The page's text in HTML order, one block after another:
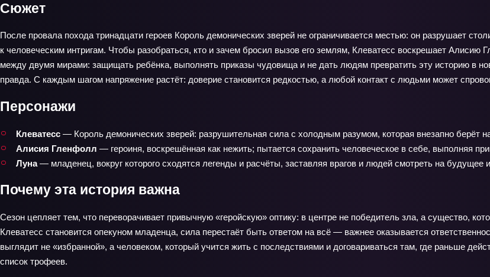
Сюжет
После провала похода тринадцати героев Король демонических зверей не ограничивается местью: он разрушает
к человеческим интригам. Чтобы разобраться, кто и зачем бросил вызов его землям, Клеватесс воскрешает
между двумя мирами: защищать ребёнка, выполнять приказы чудовища и не дать людям превратить эту историю в
правда. С каждым шагом напряжение растёт: доверие становится редкостью, а любой контакт с людьми может
Персонажи
Клеватесс — Король демонических зверей: разрушительная сила с холодным разумом, которая внезапно берёт
Алисия Гленфолл — героиня, воскрешённая как нежить; пытается сохранить человеческое в себе, выполняя
Луна— младенец, вокруг которого сходятся легенды и расчёты, заставляя врагов и людей смотреть на будущее
Почему эта история важна
Сезон цепляет тем, что переворачивает привычную «геройскую» оптику: в центре не победитель зла, а существо,
Клеватесс становится опекуном младенца, сила перестаёт быть ответом на всё — важнее оказывается
выглядит не «избранной», а человеком, который учится жить с последствиями и договариваться там, где раньше
список трофеев.